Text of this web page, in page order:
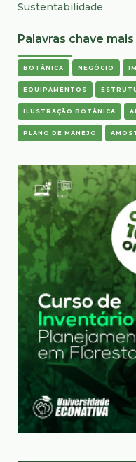
Sustentabilidade
Palavras chave
BOTÂNICA NEGÓCIO
EQUIPAMENTOS
ILUSTRAÇÃO BOTÂNICA
PLANO DE MANEJO